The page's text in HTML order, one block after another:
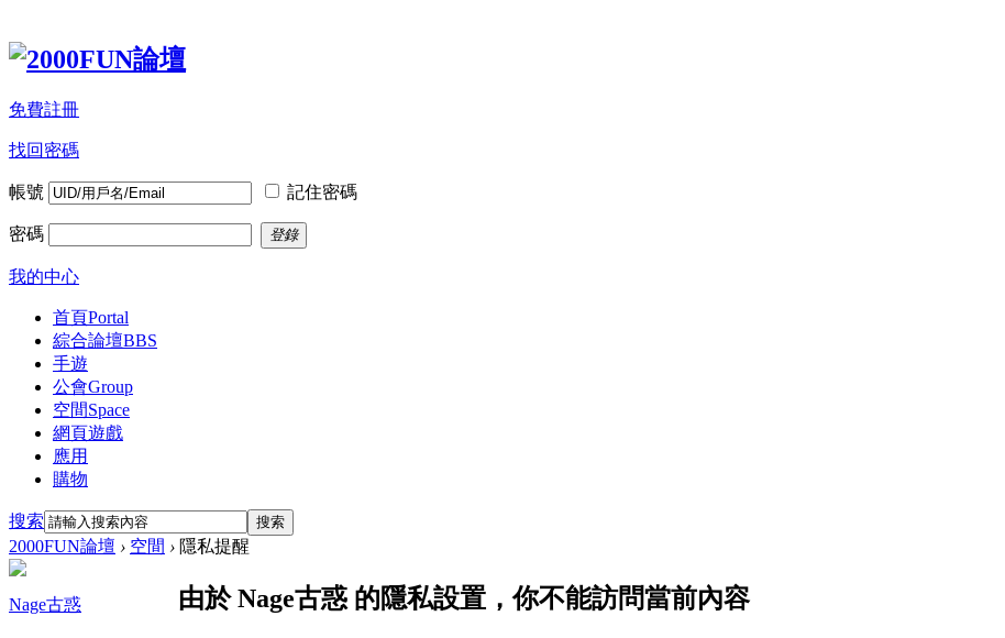
免費註冊
找回密碼
帳號 記住密碼
密碼 登錄
我的中心
首頁Portal
綜合論壇BBS
手遊
公會Group
空間Space
網頁遊戲
應用
購物
搜索 搜索
2000FUN論壇 › 空間 › 隱私提醒
Nage古惑 由於 Nage古惑 的隱私設置，你不能訪問當前內容